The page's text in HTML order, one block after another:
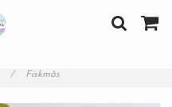
/ Fiskmås